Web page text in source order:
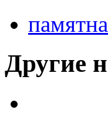
Другие